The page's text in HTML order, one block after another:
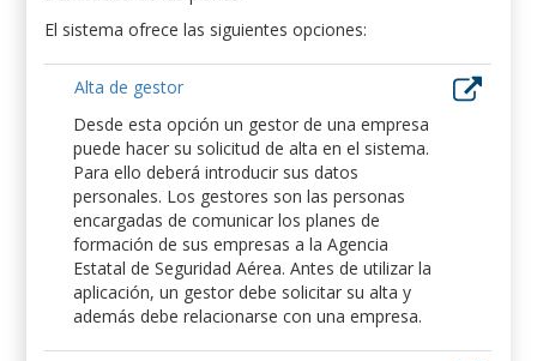
El sistema ofrece las siguientes opciones:
Alta de gestor
Desde esta opción un gestor de una empresa
puede hacer su solicitud de alta en el sistema.
Para ello deberá introducir sus datos
personales. Los gestores son las personas
encargadas de comunicar los planes de
formación de sus empresas a la Agencia
Estatal de Seguridad Aérea. Antes de utilizar la
aplicación, un gestor debe solicitar su alta y
además debe relacionarse con una empresa.